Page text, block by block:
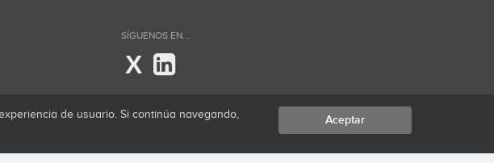
SÍGUENOS EN...
X
de usuario. Si continúa navegando,
Aceptar